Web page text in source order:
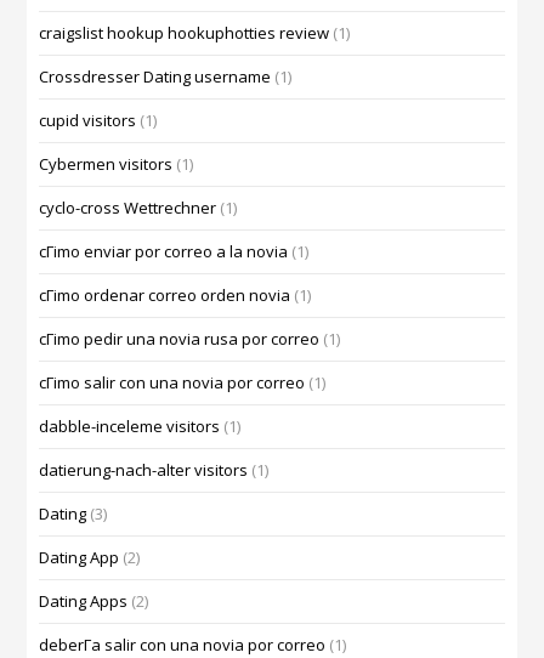
craigslist hookup hookuphotties review (1)
Crossdresser Dating username (1)
cupid visitors (1)
Cybermen visitors (1)
cyclo-cross Wettrechner (1)
cГіmo enviar por correo a la novia (1)
cГіmo ordenar correo orden novia (1)
cГіmo pedir una novia rusa por correo (1)
cГіmo salir con una novia por correo (1)
dabble-inceleme visitors (1)
datierung-nach-alter visitors (1)
Dating (3)
Dating App (2)
Dating Apps (2)
deberГ­a salir con una novia por correo (1)